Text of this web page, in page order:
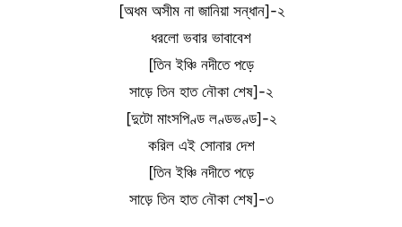
[অধম অসীম না জানিয়া সন্ধান]-২
ধরলো ভবার ভাবাবেশ
[তিন ইঞ্চি নদীতে পড়ে
সাড়ে তিন হাত নৌকা শেষ]-২
[দুটো মাংসপিণ্ড লণ্ডভণ্ড]-২
করিল এই সোনার দেশ
[তিন ইঞ্চি নদীতে পড়ে
সাড়ে তিন হাত নৌকা শেষ]-৩